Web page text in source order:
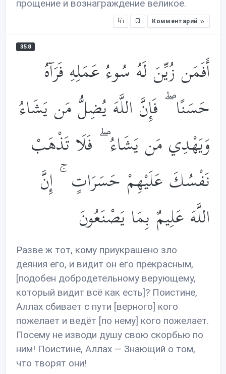
прощение и вознаграждение великое.
Комментарий
35:8
أَفَمَن زُيِّنَ لَهُ سُوءُ عَمَلِهِ فَرَآهُ
حَسَنًا ۖ فَإِنَّ اللَّهَ يُضِلُّ مَن يَشَاءُ
وَيَهْدِي مَن يَشَاءُ ۖ فَلَا تَذْهَبْ
نَفْسُكَ عَلَيْهِمْ حَسَرَاتٍ ۚ إِنَّ
اللَّهَ عَلِيمٌ بِمَا يَصْنَعُونَ
Разве ж тот, кому приукрашено зло
деяния его, и видит он его прекрасным,
[подобен добродетельному верующему,
который видит всё как есть]? Поистине,
Аллах сбивает с пути [верного] кого
пожелает и ведёт [по нему] кого пожелает.
Посему не изводи душу свою скорбью по
ним! Поистине, Аллах — Знающий о том,
что творят они!